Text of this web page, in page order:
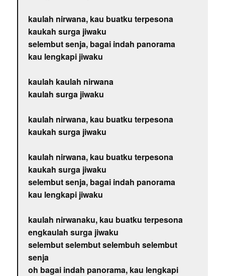
kaulah nirwana, kau buatku terpesona
kaukah surga jiwaku
selembut senja, bagai indah panorama
kau lengkapi jiwaku
kaulah kaulah nirwana
kaulah surga jiwaku
kaulah nirwana, kau buatku terpesona
kaukah surga jiwaku
kaulah nirwana, kau buatku terpesona
kaukah surga jiwaku
selembut senja, bagai indah panorama
kau lengkapi jiwaku
kaulah nirwanaku, kau buatku terpesona
engkaulah surga jiwaku
selembut selembut selembuh selembut
senja
oh bagai indah panorama, kau lengkapi